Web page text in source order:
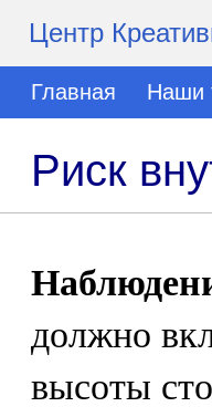
Центр
Главная Наши
Риск
должно
высоты